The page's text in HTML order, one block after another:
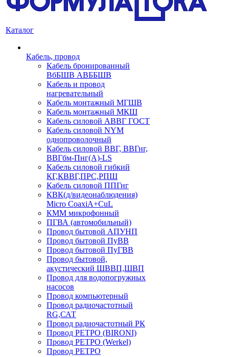
Каталог
Кабель, провод
Кабель бронированный
ВбБШВ АВББШВ
Кабель и провод
нагревательный
Кабель монтажный МГШВ
Кабель монтажный МКШ
Кабель силовой АВВГ ГОСТ
Кабель силовой NYM
однопроволочный
Кабель силовой ВВГ, ВВГнг,
ВВГбм-Пнг(А)-LS
Кабель силовой гибкий
КГ,КВВГ,ПРС,РПШ
Кабель силовой ППГнг
КВК(д/видеонаблюдения)
Micro CoaxiA+CuL
КММ микрофонный
ПГВА (автомобильный)
Провод бытовой АПУНП
Провод бытовой ПуВВ
Провод бытовой ПуГВВ
Провод бытовой,
акустический ШВВП,ШВП
Провод для водопогружных
насосов
Провод компьютерный
Провод радиочастотный
RG,САТ
Провод радиочастотный РК
Провод РЕТРО (BIRONI)
Провод РЕТРО (Werkel)
Провод РЕТРО